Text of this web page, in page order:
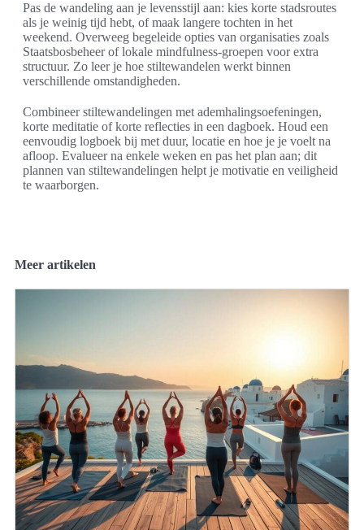
Pas de wandeling aan je levensstijl aan: kies korte stadsroutes
als je weinig tijd hebt, of maak langere tochten in het
weekend. Overweeg begeleide opties van organisaties zoals
Staatsbosbeheer of lokale mindfulness-groepen voor extra
structuur. Zo leer je hoe stiltewandelen werkt binnen
verschillende omstandigheden.
Combineer stiltewandelingen met ademhalingsoefeningen,
korte meditatie of korte reflecties in een dagboek. Houd een
eenvoudig logboek bij met duur, locatie en hoe je je voelt na
afloop. Evalueer na enkele weken en pas het plan aan; dit
plannen van stiltewandelingen helpt je motivatie en veiligheid
te waarborgen.
Meer artikelen